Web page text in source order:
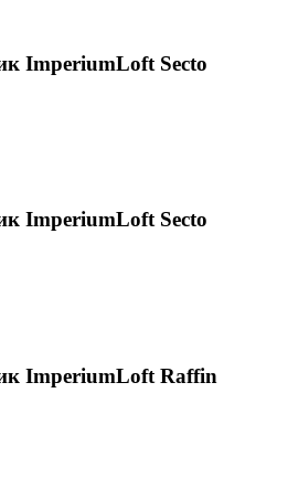
ImperiumLoft Secto
ImperiumLoft Secto
ImperiumLoft Raffin